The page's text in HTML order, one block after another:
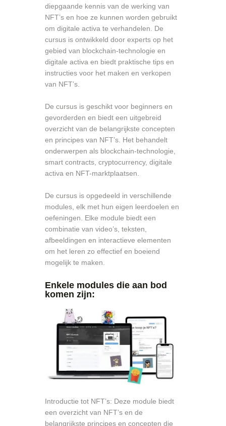
diepgaande kennis van de werking van
NFT’s en hoe ze kunnen worden gebruikt
om digitale activa te verhandelen. De
cursus is ontwikkeld door experts op het
gebied van blockchain-technologie en
digitale activa en biedt praktische tips en
instructies voor het maken en verkopen
van NFT’s.
De cursus is geschikt voor beginners en
gevorderden en biedt een uitgebreid
overzicht van de belangrijkste concepten
en principes van NFT’s. Het behandelt
onderwerpen als blockchain-technologie,
smart contracts, cryptocurrency, digitale
activa en NFT-marktplaatsen.
De cursus is opgedeeld in verschillende
modules, elk met hun eigen leerdoelen en
oefeningen. Elke module biedt een
combinatie van video’s, teksten,
afbeeldingen en interactieve elementen
om het leren zo effectief en boeiend
mogelijk te maken.
Enkele modules die aan bod
komen zijn:
Introductie tot NFT’s: Deze module biedt
een overzicht van NFT’s en de
belangrijkste principes en concepten die